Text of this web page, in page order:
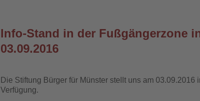
Info-Stand in der Fußgängerzone
03.09.2016
Die Stiftung Bürger für Münster stellt uns am 03.09.2016
Verfügung.